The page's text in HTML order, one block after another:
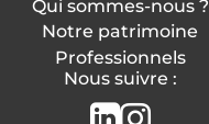
Qui sommes-nous ?
Notre patrimoine
Professionnels
Nous suivre :